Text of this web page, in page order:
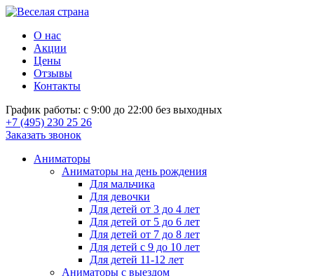
О нас
Акции
Цены
Отзывы
Контакты
График работы: с 9:00 до 22:00 без выходных
+7 (495) 230 25 26
Заказать звонок
Аниматоры
Аниматоры на день рождения
Для мальчика
Для девочки
Для детей от 3 до 4 лет
Для детей от 5 до 6 лет
Для детей от 7 до 8 лет
Для детей с 9 до 10 лет
Для детей 11-12 лет
Аниматоры с выездом